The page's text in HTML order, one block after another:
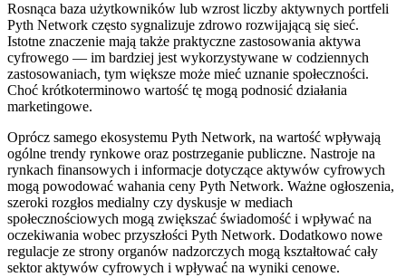
Rosnąca baza użytkowników lub wzrost liczby aktywnych portfeli
Pyth Network często sygnalizuje zdrowo rozwijającą się sieć.
Istotne znaczenie mają także praktyczne zastosowania aktywa
cyfrowego — im bardziej jest wykorzystywane w codziennych
zastosowaniach, tym większe może mieć uznanie społeczności.
Choć krótkoterminowo wartość tę mogą podnosić działania
marketingowe.
Oprócz samego ekosystemu Pyth Network, na wartość wpływają
ogólne trendy rynkowe oraz postrzeganie publiczne. Nastroje na
rynkach finansowych i informacje dotyczące aktywów cyfrowych
mogą powodować wahania ceny Pyth Network. Ważne ogłoszenia,
szeroki rozgłos medialny czy dyskusje w mediach
społecznościowych mogą zwiększać świadomość i wpływać na
oczekiwania wobec przyszłości Pyth Network. Dodatkowo nowe
regulacje ze strony organów nadzorczych mogą kształtować cały
sektor aktywów cyfrowych i wpływać na wyniki cenowe.